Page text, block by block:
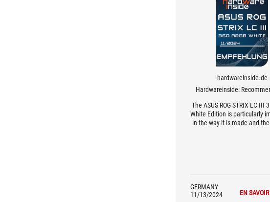
hardwareinside.de
Hardwareinside:
The ASUS ROG STRIX LC III
White Edition is particularly
in the way it is made and
GERMANY
11/13/2024
EN